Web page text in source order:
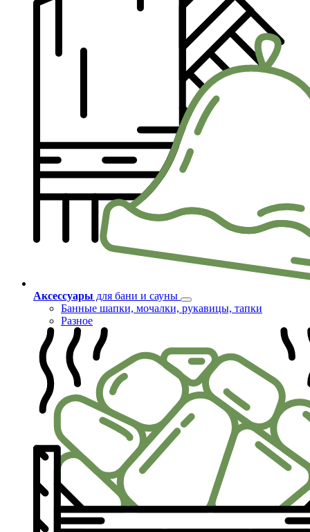
Аксессуары для бани и сауны
Банные шапки, мочалки, рукавицы, тапки
Разное